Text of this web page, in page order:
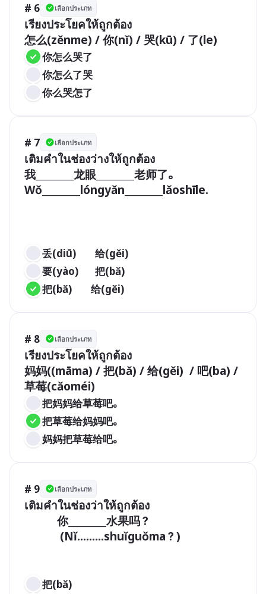
# 6 เลือกประเภท
เรียงประโยคให้ถูกต้อง
你怎么哭了
你怎么了哭
你么哭怎了
# 7 เลือกประเภท
เติมคำในช่องว่างให้ถูกต้อง
我________龙眼________老师了。
Wǒ________lóngyǎn________lǎoshīle.
丢(diū)        给(gěi)
要(yào)       把(bǎ)
把(bǎ)        给(gěi)
# 8 เลือกประเภท
เรียงประโยคให้ถูกต้อง
妈妈((māma) / 把(bǎ) / 给(gěi)  / 吧(ba) /
把妈妈给草莓吧。
把草莓给妈妈吧。
妈妈把草莓给吧。
# 9 เลือกประเภท
เติมคำในช่องว่าให้ถูกต้อง
把(bǎ)